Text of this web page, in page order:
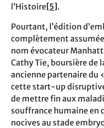
l’Histoire[5].
Pourtant, l’édition
complètement
nom évocateur
Cathy Tie, boursière de
ancienne partenaire du
cette start-up
de mettre fin aux
souffrance humaine en
nocives au stade